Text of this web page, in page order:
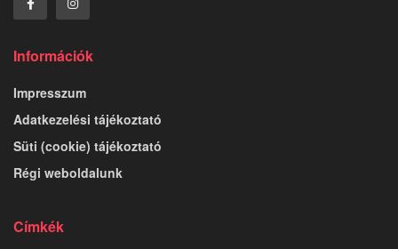
Információk
Impresszum
Adatkezelési tájékoztató
Süti (cookie) tájékoztató
Régi weboldalunk
Címkék